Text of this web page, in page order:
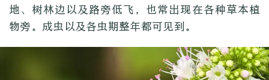
地、树林边以及路旁低飞，也常出现在各种草本植
物旁。成虫以及各虫期整年都可见到。